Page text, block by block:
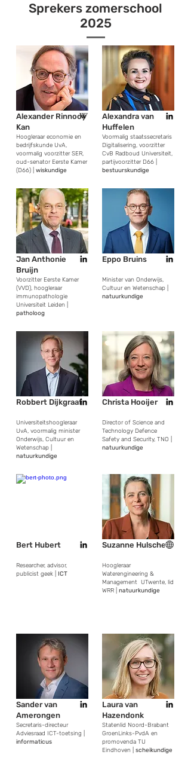
Sprekers zomerschool
2025
Alexander Rinnooy
Kan
Hoogleraar economie en
bedrijfskunde UvA,
voormalig voorzitter SER,
oud-senator Eerste Kamer
(D66) | wiskundige
Jan Anthonie
Bruijn
Voorzitter Eerste Kamer
(VVD), hoogleraar
immunopathologie
Universiteit Leiden |
patholoog
Robbert Dijkgraaf
Universiteitshoogleraar
UvA, voormalig minister
Onderwijs, Cultuur en
Wetenschap |
natuurkundige
Bert Hubert
Researcher, advisor,
publicist geek | ICT
Sander van
Amerongen
Secretaris-directeur
Adviesraad ICT-toetsing |
informaticus
Alexandra van
Huffelen
Voormalig staatssecretaris
Digitalisering, voorzitter
CvB Radboud Universiteit,
partijvoorzitter D66 |
bestuurskundige
Eppo Bruins
Minister van Onderwijs,
Cultuur en Wetenschap |
natuurkundige
Christa Hooijer
Director of Science and
Technology Defence
Safety and Security, TNO |
natuurkundige
Suzanne Hulscher
Hoogleraar
Waterengineering &
Management UTwente, lid
WRR | natuurkundige
Laura van
Hazendonk
Statenlid Noord-Brabant
GroenLinks-PvdA en
promovenda TU
Eindhoven | scheikundige